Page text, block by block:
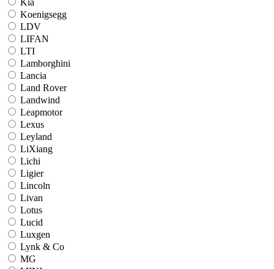
Koenigsegg
LDV
LIFAN
LTI
Lamborghini
Lancia
Land Rover
Landwind
Leapmotor
Lexus
Leyland
LiXiang
Lichi
Ligier
Lincoln
Livan
Lotus
Lucid
Luxgen
Lynk & Co
MG